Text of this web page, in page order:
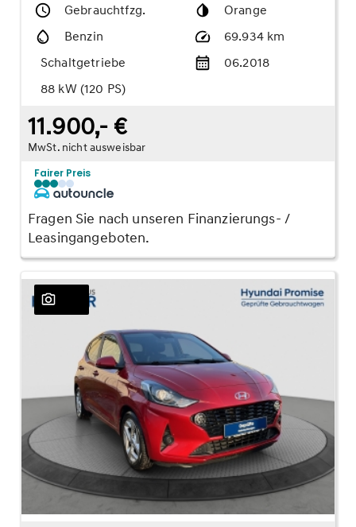
Gebrauchtfzg.
Orange
Benzin
69.934 km
Schaltgetriebe
06.2018
88 kW (120 PS)
11.900,- €
MwSt. nicht ausweisbar
Fairer Preis
Fragen Sie nach unseren Finanzierungs- /
Leasingangeboten.